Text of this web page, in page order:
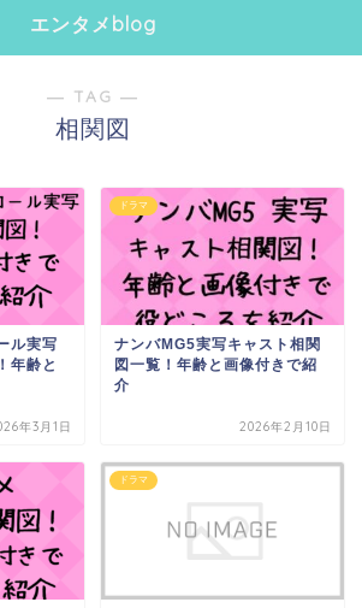
エンタメblog
― TAG ―
相関図
ル実写
年齢と
年3月1日
ドラマ
ナンバMG5実写キャスト相関
図一覧！年齢と画像付きで紹
介
2026年2月10日
ドラマ